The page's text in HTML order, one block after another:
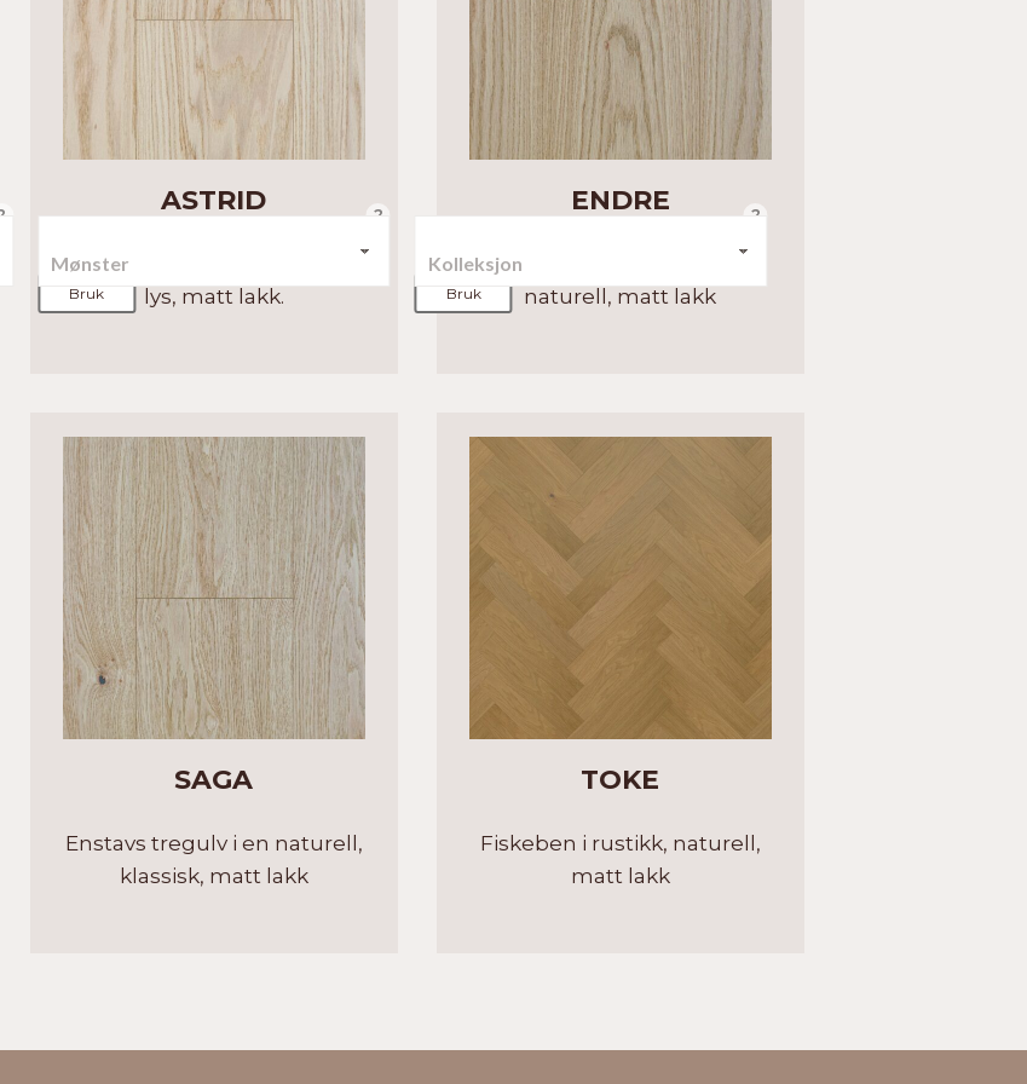
ASTRID
Enstavs tregulv i en klassisk,
lys, matt lakk.
ENDRE
Enstavs tregulv i en lys,
naturell, matt lakk
SAGA
Enstavs tregulv i en naturell,
klassisk, matt lakk
TOKE
Fiskeben i rustikk, naturell,
matt lakk
?
Bruk
?
Bruk